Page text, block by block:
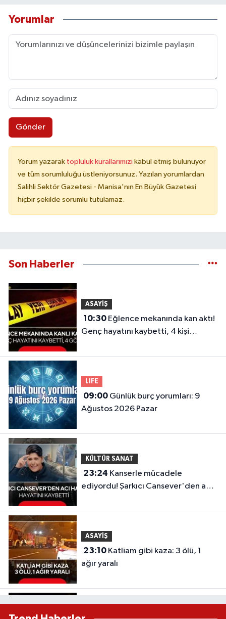
Yorumlar
Gönder
Yorum yazarak topluluk kurallarımızı kabul etmiş bulunuyor
ve tüm sorumluluğu üstleniyorsunuz. Yazılan yorumlardan
Salihli Sektör Gazetesi - Manisa'nın En Büyük Gazetesi
hiçbir şekilde sorumlu tutulamaz.
Son Haberler
ASAYİŞ
10:30Eğlence mekanında kan aktı!
Genç hayatını kaybetti, 4 kişi
LIFE
09:00Günlük burç yorumları: 9
Ağustos 2026 Pazar
KÜLTÜR SANAT
23:24
ediyordu! Şarkıcı Cansever'den acı
ASAYİŞ
23:10Katliam gibi kaza: 3 ölü, 1
ağır yaralı